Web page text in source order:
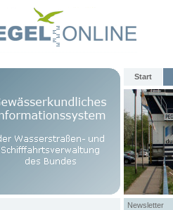
Start
Newsletter